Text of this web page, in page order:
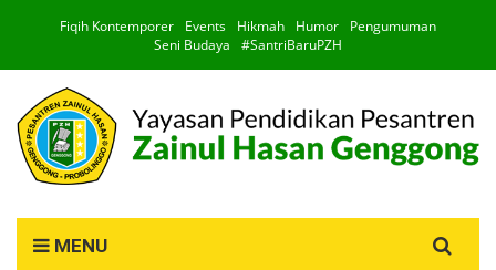
Fiqih Kontemporer Events Hikmah Humor
Pengumuman
Seni Budaya
#SantriBaruPZH
MENU
for: